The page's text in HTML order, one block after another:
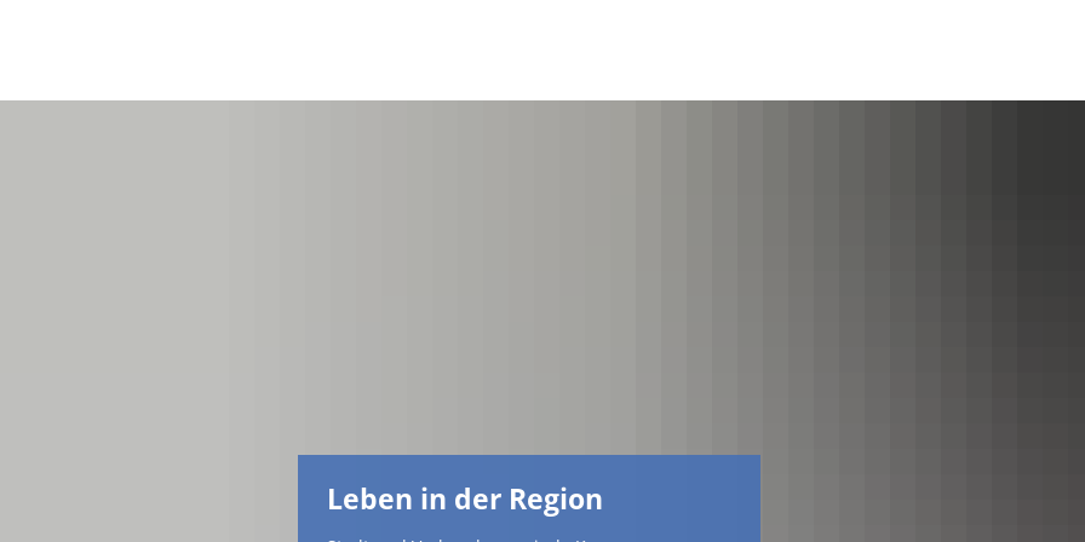
Leben in der Region